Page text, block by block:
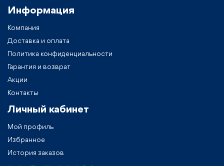
Информация
Компания
Доставка и оплата
Политика конфиденциальности
Гарантия и возврат
Акции
Контакты
Личный кабинет
Мой профиль
Избранное
История заказов